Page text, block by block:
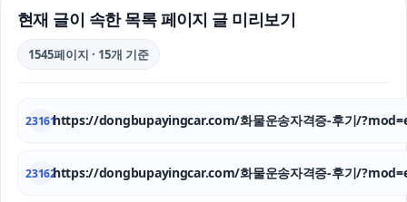
현재 글이 속한 목록 페이지 글 미리보기
1545페이지 · 15개 기준
23161https://dongbupayingcar.com/화물운송자격증-후기/
23162https://dongbupayingcar.com/화물운송자격증-후기/